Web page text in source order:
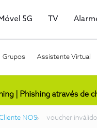
5G TV
Grupos Assistente Virtual
| Phishing através de
NOS voucher